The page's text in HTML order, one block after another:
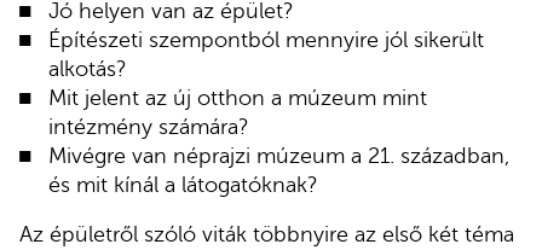
Jó helyen van az épület?
Építészeti szempontból mennyire jól sikerült
alkotás?
Mit jelent az új otthon a múzeum mint
intézmény számára?
Mivégre van néprajzi múzeum a 21. században,
és mit kínál a látogatóknak?
Az épületről szóló viták többnyire az első két téma